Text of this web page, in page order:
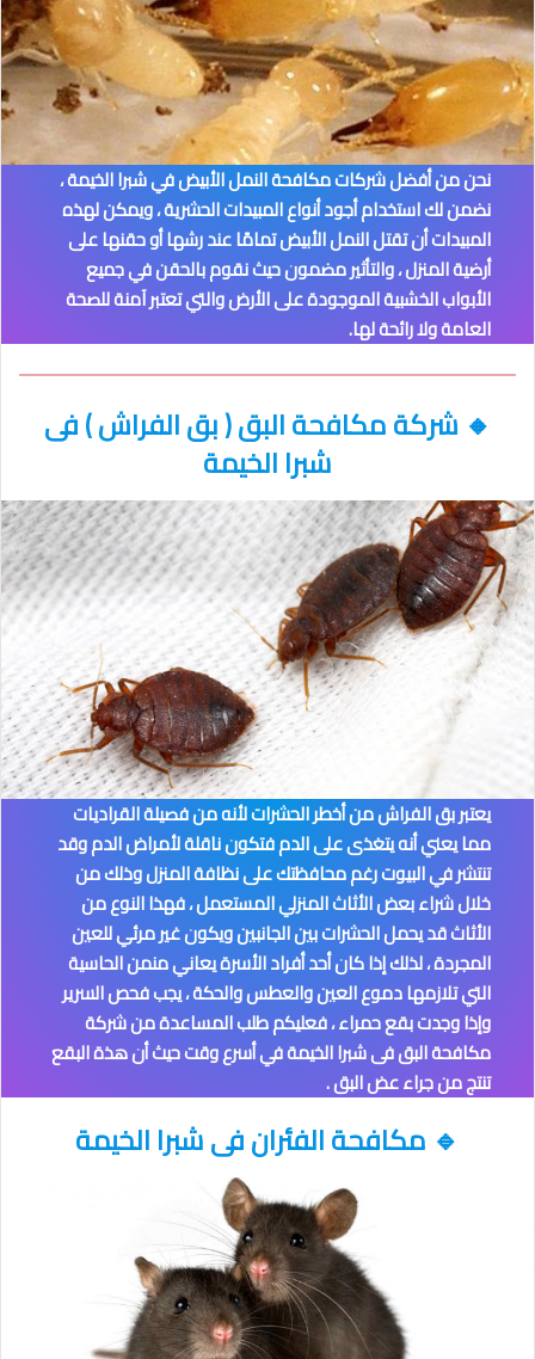
نحن من أفضل شركات مكافحة النمل الأبيض في شبرا الخيمة،
نضمن لك استخدام أجود أنواع المبيدات الحشرية ، ويمكن لهذه
المبيدات أن تقتل النمل الأبيض تمامًا عند رشها أو حقنها على
أرضية المنزل ، والتأثير مضمون حيث نقوم بالحقن في جميع
الأبواب الخشبية الموجودة على الأرض والتي تعتبر آمنة للصحة
العامة ولا رائحة لها.
🔸 شركة مكافحة البق ( بق الفراش )فى
شبرا الخيمة
يعتبر بق الفراش من أخطر الحشرات لأنه من فصيلة القراديات
مما يعني أنه يتغذى على الدم فتكون ناقلة لأمراض الدم وقد
تنتشر في البيوت رغم محافظتك على نظافة المنزل وذلك من
خلال شراء بعض الأثاث المنزلي المستعمل ، فهذا النوع من
الأثاث قد يحمل الحشرات بين الجانبين ويكون غير مرئي للعين
المجردة ، لذلك إذا كان أحد أفراد الأسرة يعاني منمن الحاسية
التي تلازمها دموع العين والعطس والحكة ، يجب فحص السرير
وإذا وجدت بقع حمراء ، فعليكم طلب المساعدة من شركة
مكافحة البق فى شبرا الخيمةفي أسرع وقت حيث أن هذة البقع
تنتج من جراء عض البق .
🔹 مكافحة الفئرانفى شبرا الخيمة